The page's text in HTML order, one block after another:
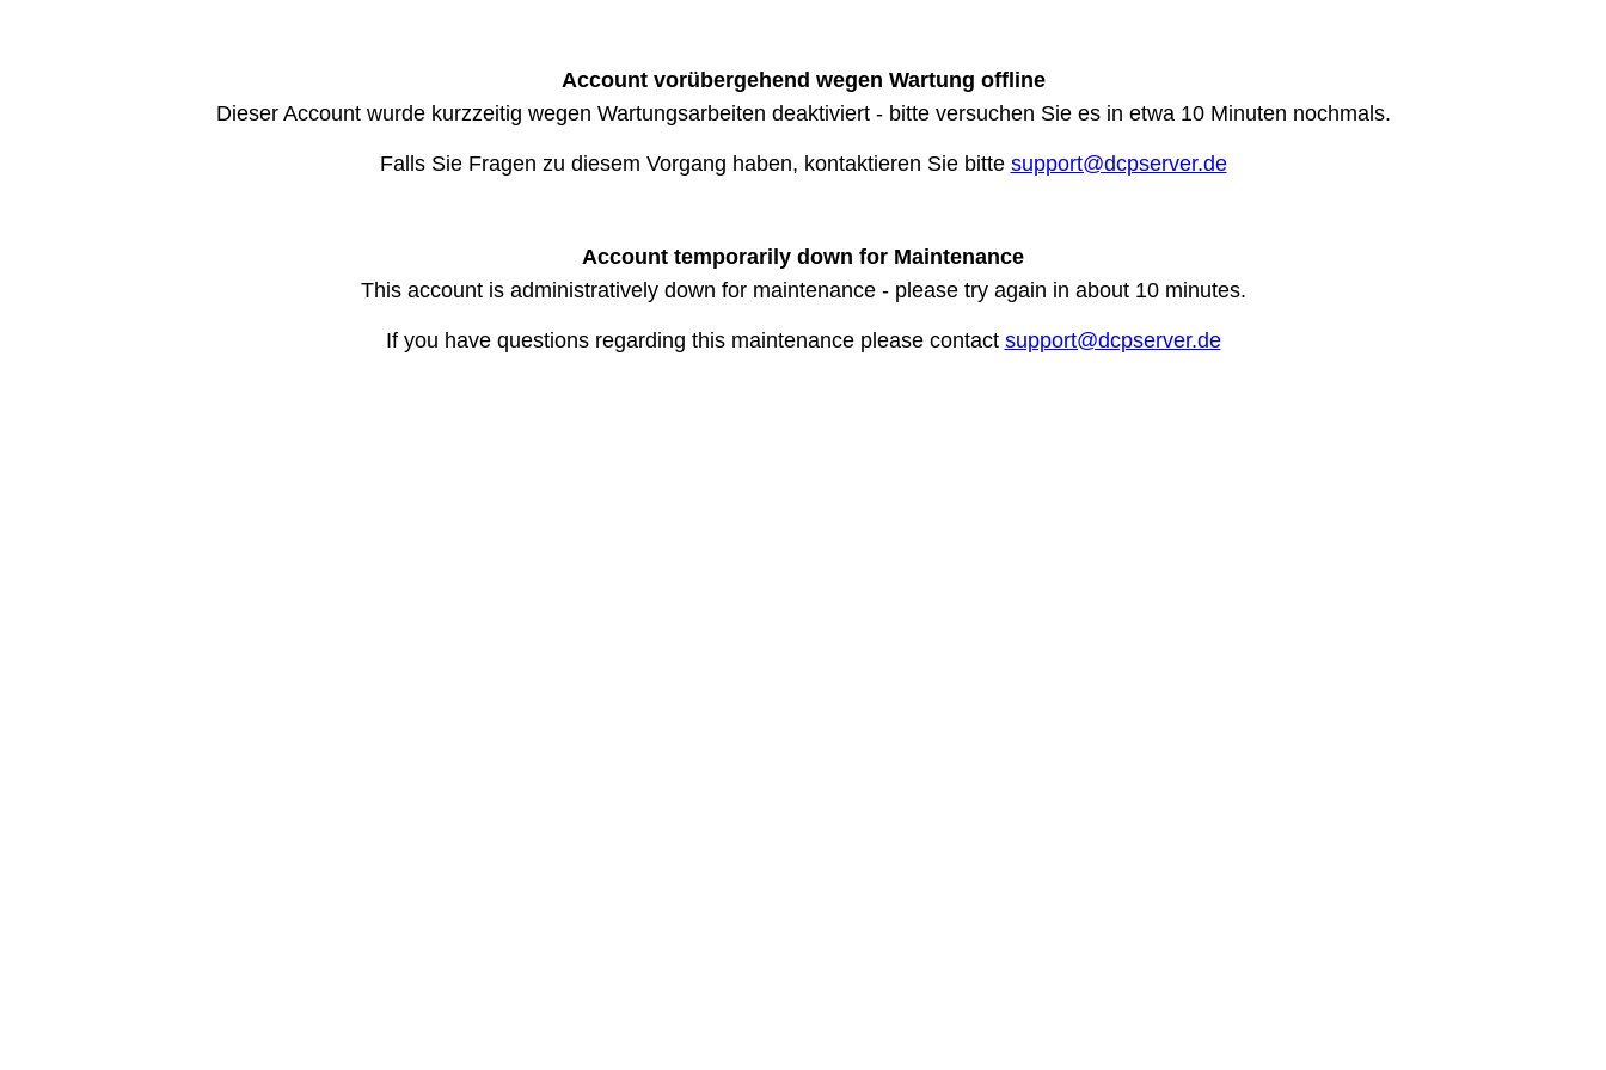
Account vorübergehend wegen Wartung offline
Dieser Account wurde kurzzeitig wegen Wartungsarbeiten deaktiviert - bitte versuchen Sie es in etwa 10 Minuten nochmals.
Falls Sie Fragen zu diesem Vorgang haben, kontaktieren Sie bitte support@dcpserver.de
Account temporarily down for Maintenance
This account is administratively down for maintenance - please try again in about 10 minutes.
If you have questions regarding this maintenance please contact support@dcpserver.de